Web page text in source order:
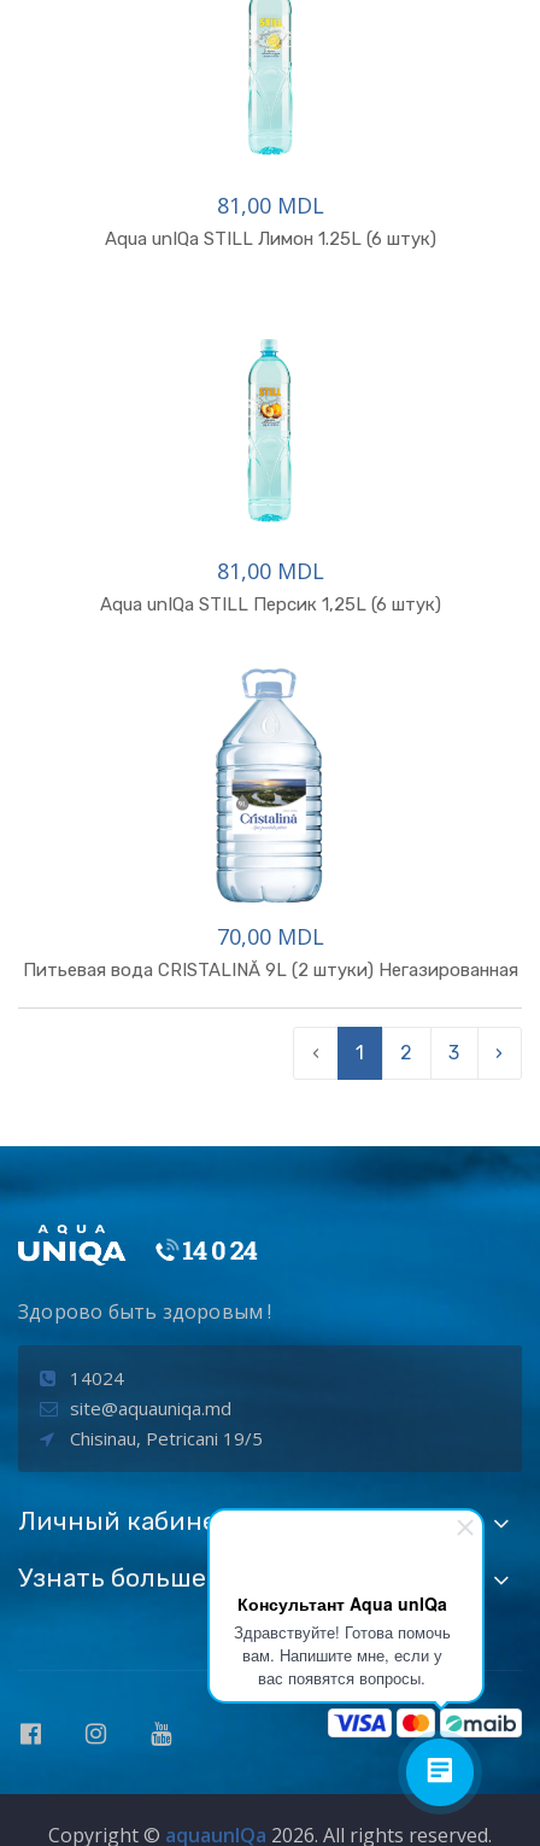
Консультант Aqua unIQa
Здравствуйте! Готова помочь
вам. Напишите мне, если у
вас появятся вопросы.
81,00 MDL
Aqua unIQa STILL Лимон 1.25L (6 штук)
81,00 MDL
Aqua unIQa STILL Персик 1,25L (6 штук)
70,00 MDL
Питьевая вода CRISTALINĂ 9L (2 штуки) Негазированная
‹ 1 2 3 ›
Здорово быть здоровым !
14024
site@aquauniqa.md
Chisinau, Petricani 19/5
Личный кабинет
Узнать больше:
Copyright © aquaunIQa 2026. All rights reserved.